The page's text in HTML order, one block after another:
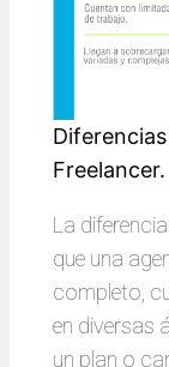
Freelancer.
La
que una
completo,
en diversas
un plan o